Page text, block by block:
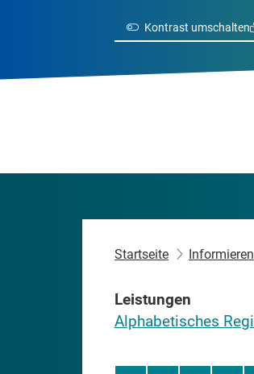
Kontrast umschalten
Startseite Informieren
Leistungen
Alphabetisches